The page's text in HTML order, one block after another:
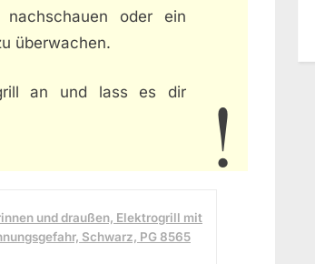
nachschauen oder ein
überwachen.
an und lass es dir
und draußen, Elektrogrill mit
Schwarz, PG 8565